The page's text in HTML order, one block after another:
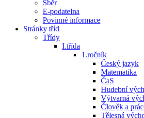
Sběr
E-podatelna
Povinné informace
Stránky tříd
Třídy
I.třída
1.ročník
Český jazyk
Matematika
ČaS
Hudební
Výtvarná
Člověk a
Tělesná